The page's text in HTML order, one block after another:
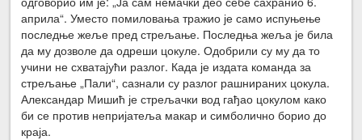
априла“. Уместо помиловања тражио је само испуњење
последње жеље пред стрељање. Последња жеља је била
да му дозволе да одреши цокуле. Одобрили су му да то
учини не схватајући разлог. Када је издата команда за
стрељање „Пали“, сазнали су разлог рашнираних цокула.
Александар Мишић је стрељачки вод гађао цокулом како
би се против непријатеља макар и симболично борио до
краја.